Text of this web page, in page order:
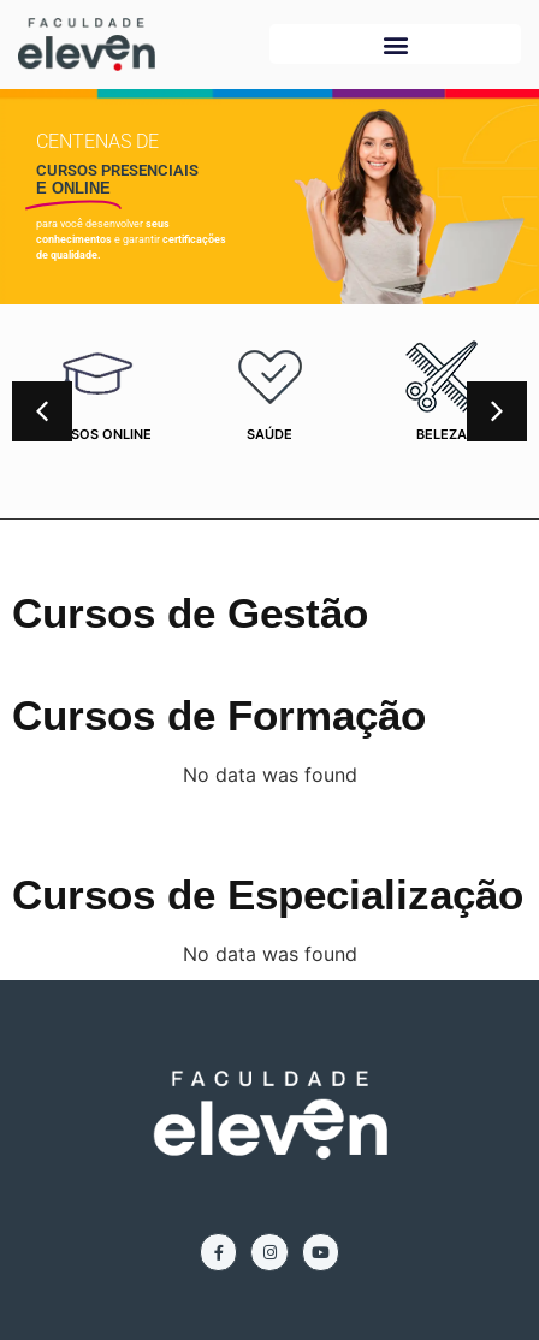
CENTENAS DE
CURSOS PRESENCIAIS
E ONLINE
para você desenvolver seus
conhecimentos e garantir certificações
de qualidade.
CURSOS ONLINE SAÚDE BELEZA
Cursos de Gestão
Cursos de Formação
No data was found
Cursos de Especialização
No data was found